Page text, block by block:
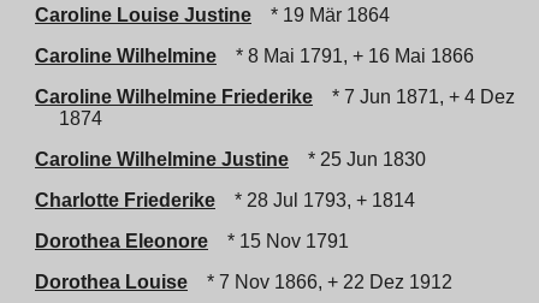
Caroline Louise Justine
* 19 Mär 1864
Caroline Wilhelmine
* 8 Mai 1791, + 16 Mai 1866
Caroline Wilhelmine Friederike
* 7 Jun 1871, + 4 Dez
1874
Caroline Wilhelmine Justine
* 25 Jun 1830
Charlotte Friederike
* 28 Jul 1793, + 1814
Dorothea Eleonore
* 15 Nov 1791
Dorothea Louise
* 7 Nov 1866, + 22 Dez 1912